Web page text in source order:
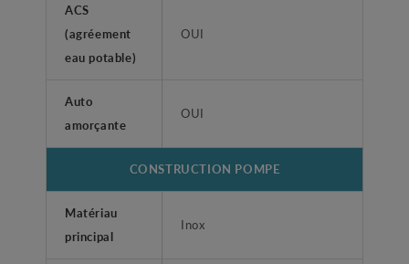
ACS
(agréement
eau potable)
OUI
Auto
amorçante
OUI
CONSTRUCTION POMPE
Matériau
principal
Inox